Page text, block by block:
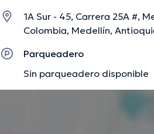
1A Sur - 45, Carrera 25A #,
Colombia, Medellín,
Parqueadero
Sin parqueadero disponible